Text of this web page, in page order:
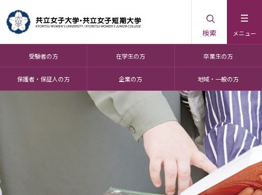
メニュー
検索
受験者の方 在学生の方 卒業生の方
保護者・保証人の方 企業の方 地域・一般の方